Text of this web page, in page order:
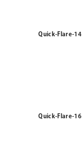
Quick-Flare-14
Quick-Flare-16